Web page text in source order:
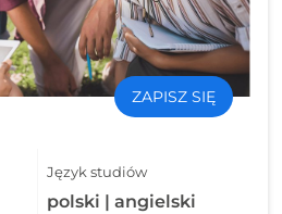
ZAPISZ SIĘ
Język studiów
polski | angielski